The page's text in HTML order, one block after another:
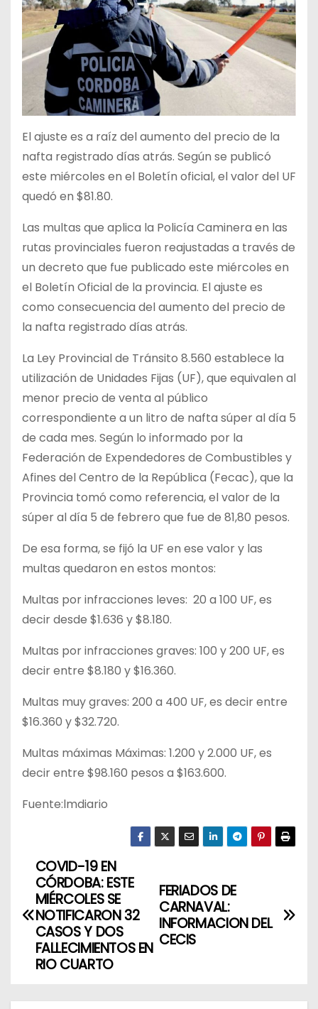
El ajuste es a raíz del aumento del precio de la
nafta registrado días atrás. Según se publicó
este miércoles en el Boletín oficial, el valor del UF
quedó en $81.80.
Las multas que aplica la Policía Caminera en las
rutas provinciales fueron reajustadas a través de
un decreto que fue publicado este miércoles en
el Boletín Oficial de la provincia. El ajuste es
como consecuencia del aumento del precio de
la nafta registrado días atrás.
La Ley Provincial de Tránsito 8.560 establece la
utilización de Unidades Fijas (UF), que equivalen al
menor precio de venta al público
correspondiente a un litro de nafta súper al día 5
de cada mes. Según lo informado por la
Federación de Expendedores de Combustibles y
Afines del Centro de la República (Fecac), que la
Provincia tomó como referencia, el valor de la
súper al día 5 de febrero que fue de 81,80 pesos.
De esa forma, se fijó la UF en ese valor y las
multas quedaron en estos montos:
Multas por infracciones leves: 20 a 100 UF, es
decir desde $1.636 y $8.180.
Multas por infracciones graves: 100 y 200 UF, es
decir entre $8.180 y $16.360.
Multas muy graves: 200 a 400 UF, es decir entre
$16.360 y $32.720.
Multas máximas Máximas: 1.200 y 2.000 UF, es
decir entre $98.160 pesos a $163.600.
Fuente:lmdiario
N
FERIADOS DE
CARNAVAL:
INFORMACION DEL
CECIS
COVID-19 EN
CÓRDOBA: ESTE
MIÉRCOLES SE
NOTIFICARON 32
CASOS Y DOS
FALLECIMIENTOS EN
RIO CUARTO